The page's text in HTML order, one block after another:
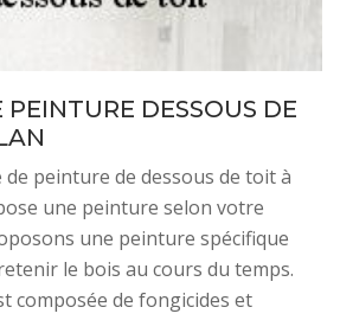
PEINTURE DESSOUS DE
peinture de dessous de toit à
une peinture selon votre
une peinture spécifique
le bois au cours du temps.
composée de fongicides et